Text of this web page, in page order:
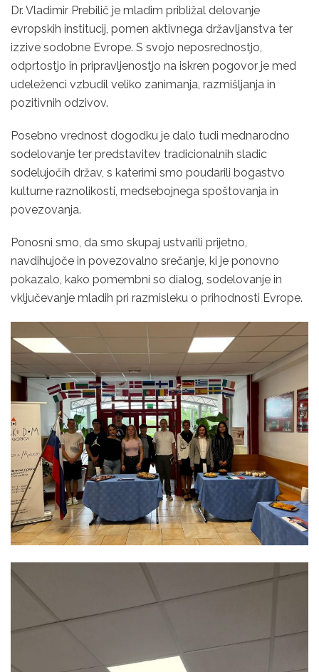
Dr. Vladimir Prebilič je mladim približal delovanje
evropskih institucij, pomen aktivnega državljanstva ter
izzive sodobne Evrope. S svojo neposrednostjo,
odprtostjo in pripravljenostjo na iskren pogovor je med
udeleženci vzbudil veliko zanimanja, razmišljanja in
pozitivnih odzivov.
Posebno vrednost dogodku je dalo tudi mednarodno
sodelovanje ter predstavitev tradicionalnih sladic
sodelujočih držav, s katerimi smo poudarili bogastvo
kulturne raznolikosti, medsebojnega spoštovanja in
povezovanja.
Ponosni smo, da smo skupaj ustvarili prijetno,
navdihujoče in povezovalno srečanje, ki je ponovno
pokazalo, kako pomembni so dialog, sodelovanje in
vključevanje mladih pri razmisleku o prihodnosti Evrope.